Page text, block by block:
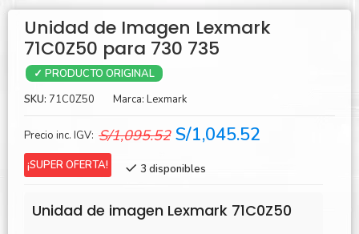
Unidad de Imagen Lexmark
71C0Z50 para 730 735
✓ PRODUCTO ORIGINAL
SKU: 71C0Z50 Marca: Lexmark
Precio inc. IGV: S/1,095.52 El
original
S/1,095.52.
S/1,045.52
S/1,045.52.
¡SUPER OFERTA! 3 disponibles
Unidad de imagen Lexmark 71C0Z50